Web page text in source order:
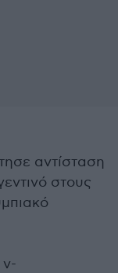
αντίσταση
στους
v-